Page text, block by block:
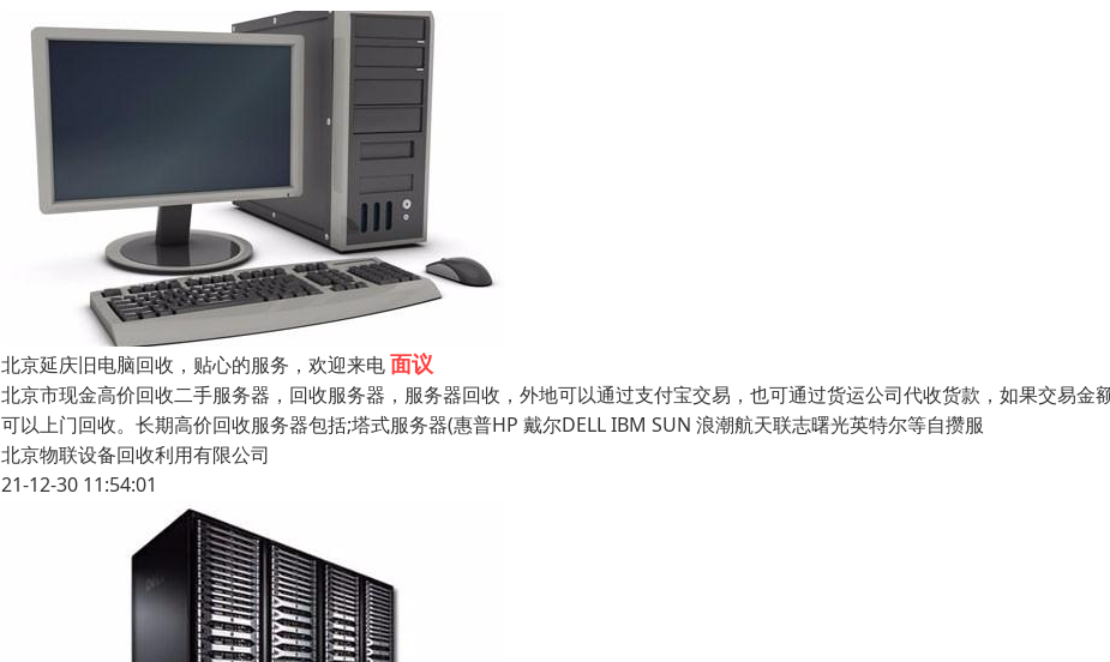
北京延庆旧电脑回收，贴心的服务，欢迎来电面议
北京市现金高价回收二手服务器，回收服务器，服务器回收，外地可以通过支付宝交易，也可通过货运公司代收货款，如果交易金
可以上门回收。长期高价回收服务器包括;塔式服务器(惠普HP 戴尔DELL IBM SUN 浪潮航天联志曙光英特尔等自攒服
北京物联设备回收利用有限公司
21-12-30 11:54:01